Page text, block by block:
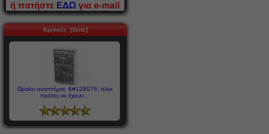
Κριτικές [δείτε]
Ωραίοι αναπτήρες &#128076; όλοι
πρέπει να έχουν...